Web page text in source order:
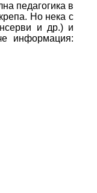
педагогика в
Но нека с
и др.) и
информация: